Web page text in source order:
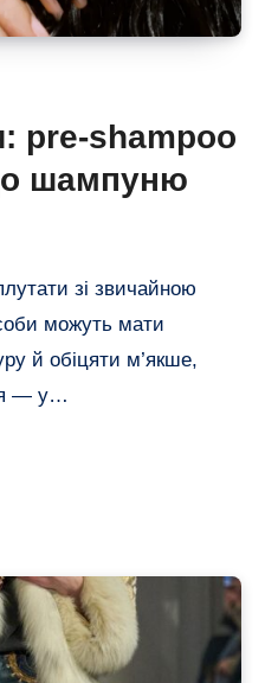
pre-shampoo
шампуню
зі звичайною
можуть мати
й обіцяти м’якше,
— у…